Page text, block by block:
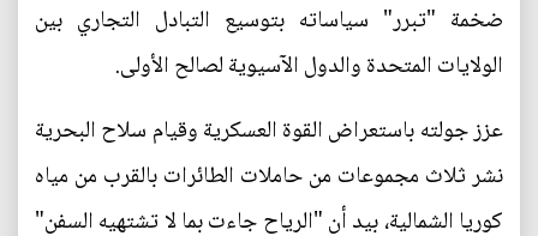
ضخمة "تبرر" سياساته بتوسيع التبادل التجاري بين
الولايات المتحدة والدول الآسيوية لصالح الأولى.
عزز جولته باستعراض القوة العسكرية وقيام سلاح البحرية
نشر ثلاث مجموعات من حاملات الطائرات بالقرب من مياه
كوريا الشمالية، بيد أن "الرياح جاءت بما لا تشتهيه السفن"